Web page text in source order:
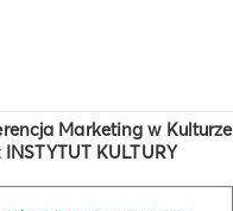
Marketing w Kulturze
INSTYTUT KULTURY